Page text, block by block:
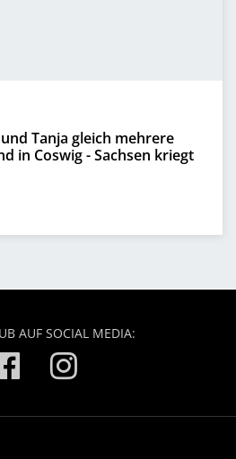
Tanja gleich mehrere
in Coswig - Sachsen kriegt
AUF SOCIAL MEDIA: